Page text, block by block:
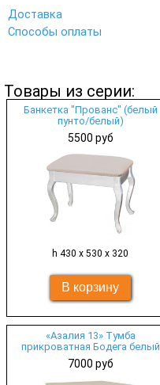
Доставка
Способы оплаты
Товары из серии:
Банкетка "Прованс" (белый
пунто/белый)
5500 руб
h 430 х 530 х 320
«Азалия 13» Тумба
прикроватная Бодега белый
7000 руб